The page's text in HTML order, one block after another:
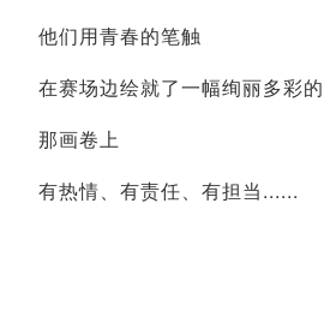
他们用青春的笔触
在赛场边绘就了一幅绚丽多彩
那画卷上
有热情、有责任、有担当......